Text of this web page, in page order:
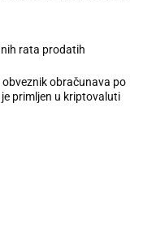
rata prodatih
obračunava po
primljen u kriptovaluti